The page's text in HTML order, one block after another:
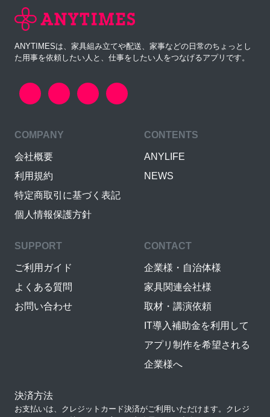
ANYTIMESは、家具組み立てや配送、家事などの日常のちょっとし
た用事を依頼したい人と、仕事をしたい人をつなげるアプリです。
COMPANY
会社概要
利用規約
特定商取引に基づく表記
個人情報保護方針
CONTENTS
ANYLIFE
NEWS
SUPPORT
ご利用ガイド
よくある質問
お問い合わせ
CONTACT
企業様・自治体様
家具関連会社様
取材・講演依頼
IT導入補助金を利用して
アプリ制作を希望される
企業様へ
決済方法
お支払いは、クレジットカード決済がご利用いただけます。クレジ